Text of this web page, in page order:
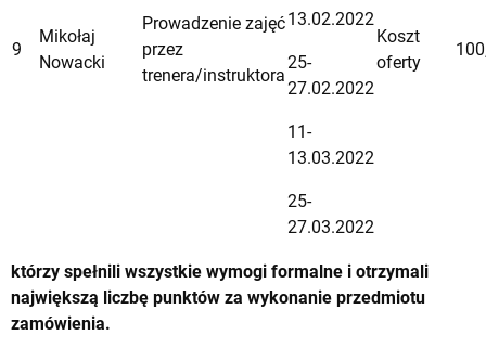
9
Mikołaj
Nowacki
Prowadzenie zajęć
przez
trenera/instruktora
13.02.2022
25-
27.02.2022
11-
13.03.2022
25-
27.03.2022
Koszt
oferty
którzy spełnili wszystkie wymogi formalne i otrzymali
największą liczbę punktów za wykonanie przedmiotu
zamówienia.